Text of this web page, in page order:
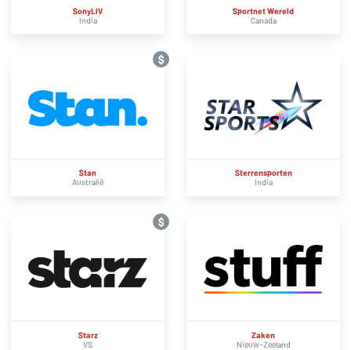
SonyLIV
India
Sportnet Wereld
Canada
$
Stan
Australië
Sterrensporten
India
$
Starz
VS
Zaken
Nieuw-Zeeland